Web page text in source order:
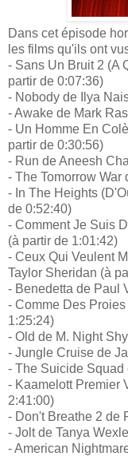
Dans cet épisode
les films qu'ils ont
- Sans Un Bruit 2 (A
partir de 0:07:36)
- Nobody de Ilya
- Awake de Mark
- Un Homme En
partir de 0:30:56)
- Run de Aneesh
- The Tomorrow War
- In The Heights
de 0:52:40)
- Comment Je Suis
(à partir de 1:01:42)
- Ceux Qui Veulent
Taylor Sheridan (à
- Benedetta de Paul
- Comme Des
1:25:24)
- Old de M. Night
- Jungle Cruise de
- The Suicide Squad
- Kaamelott Premier
2:41:00)
- Don't Breathe 2 de
- Jolt de Tanya
- American